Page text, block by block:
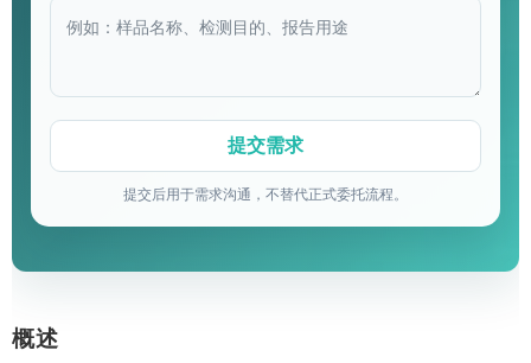
提交后用于需求沟通，不替代正式委托流程。
概述